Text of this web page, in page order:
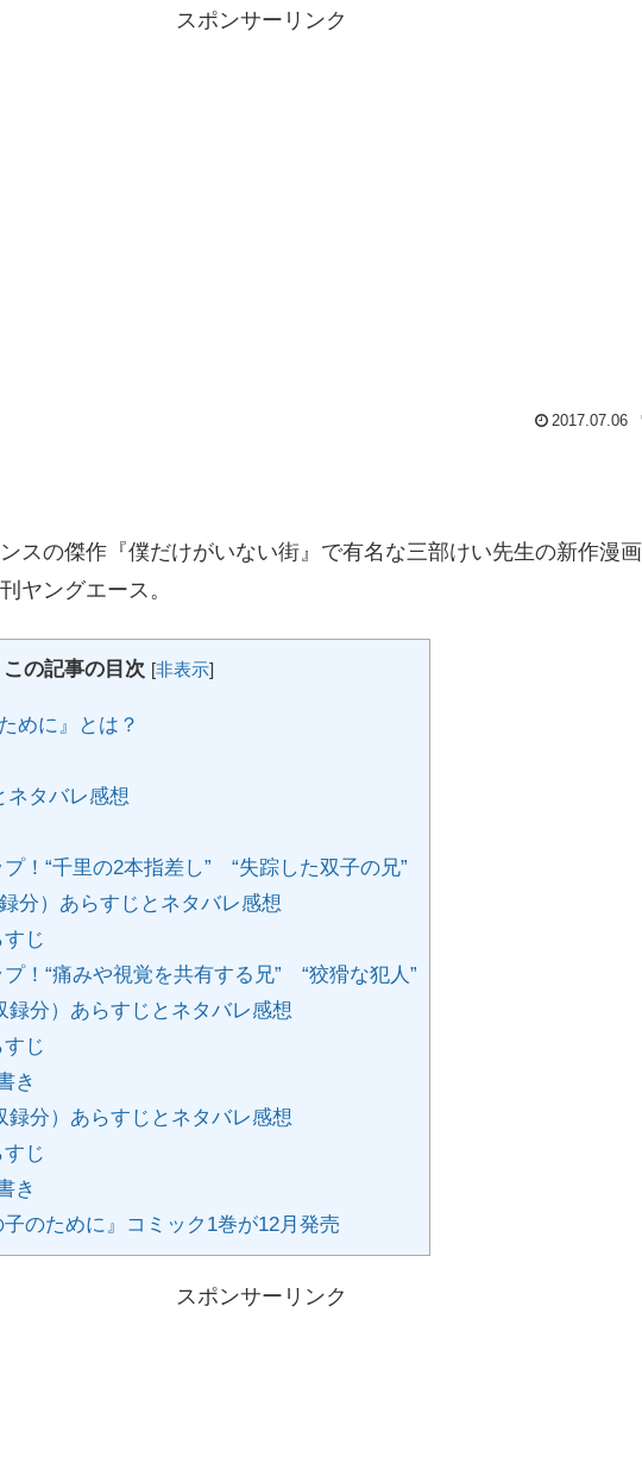
スポンサーリンク
2017.07.06
スの傑作『僕だけがいない街』で有名な三部けい先生の新作漫
ヤングエース。
この記事の目次 [非表示]
めに』とは？
ネタバレ感想
！“千里の2本指差し” “失踪した双子の兄”
分）あらすじとネタバレ感想
じ
！“痛みや視覚を共有する兄” “狡猾な犯人”
録分）あらすじとネタバレ感想
じ
き
録分）あらすじとネタバレ感想
じ
き
のために』コミック1巻が12月発売
スポンサーリンク